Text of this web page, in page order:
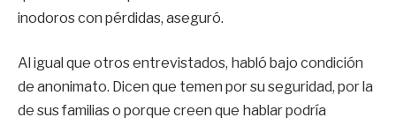
inodoros con pérdidas, aseguró.
Al igual que otros entrevistados, habló bajo condición
de anonimato. Dicen que temen por su seguridad, por la
de sus familias o porque creen que hablar podría